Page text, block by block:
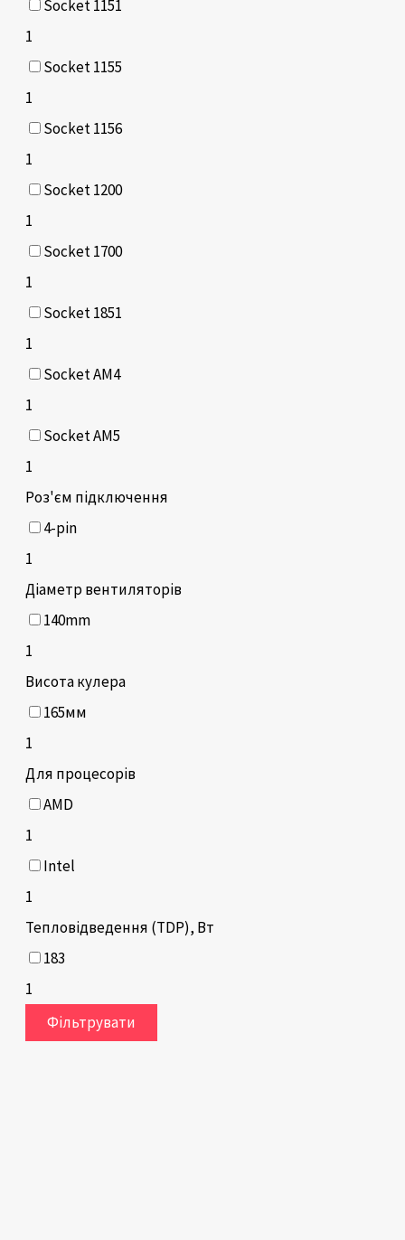
Socket 1151
1
Socket 1155
1
Socket 1156
1
Socket 1200
1
Socket 1700
1
Socket 1851
1
Socket AM4
1
Socket AM5
1
Роз'єм підключення
4-pin
1
Діаметр вентиляторів
140mm
1
Висота кулера
165мм
1
Для процесорів
AMD
1
Intel
1
Тепловідведення (TDP), Вт
183
1
Фільтрувати